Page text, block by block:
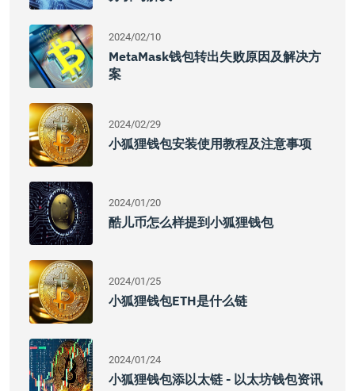
2024/02/10
MetaMask钱包转出失败原因及解决方
案
2024/02/29
小狐狸钱包安装使用教程及注意事项
2024/01/20
酷儿币怎么样提到小狐狸钱包
2024/01/25
小狐狸钱包ETH是什么链
2024/01/24
小狐狸钱包添以太链 - 以太坊钱包资讯